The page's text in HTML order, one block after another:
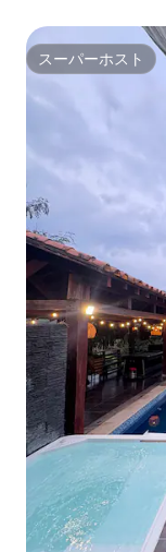
スーパーホスト
スーパーホスト